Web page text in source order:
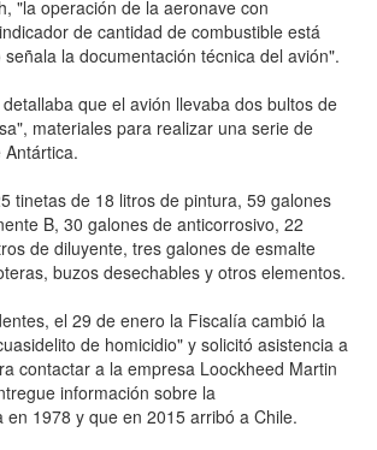
"la operación de la aeronave con
de cantidad de combustible está
la documentación técnica del avión".
que el avión llevaba dos bultos de
materiales para realizar una serie de
tinetas de 18 litros de pintura, 59 galones
B, 30 galones de anticorrosivo, 22
de diluyente, tres galones de esmalte
buzos desechables y otros elementos.
el 29 de enero la Fiscalía cambió la
de homicidio" y solicitó asistencia a
contactar a la empresa Loockheed Martin
información sobre la
en 1978 y que en 2015 arribó a Chile.